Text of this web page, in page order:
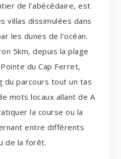
de l’abécédaire, est
villas dissimulées dans
les dunes de l’océan.
5km, depuis la plage
du Cap Ferret,
du parcours tout un tas
mots locaux allant de A
la course ou la
entre différents
de la forêt.